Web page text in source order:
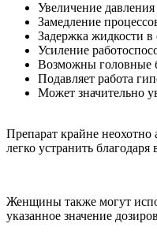
Увеличение
Замедление
Задержка жидкости в
Усиление
Возможны головные
Подавляет работа
Может значительно
Препарат крайне
легко устранить
Женщины также могут
указанное значение